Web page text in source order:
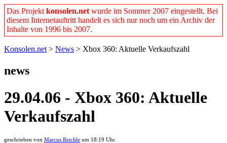
Das Projekt konsolen.net wurde im Sommer 2007 eingestellt. Bei
diesem Internetauftritt handelt es sich nur noch um ein Archiv der
Inhalte von 1996 bis 2007.
Konsolen.net > News > Xbox 360: Aktuelle Verkaufszahl
news
29.04.06 - Xbox 360: Aktuelle
Verkaufszahl
geschrieben von Marcus Reichle um 18:19 Uhr.